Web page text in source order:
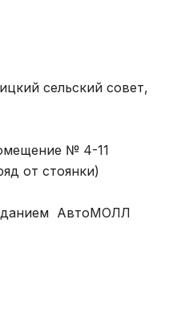
сельский совет,
№ 4-11
от стоянки)
АвтоМОЛЛ